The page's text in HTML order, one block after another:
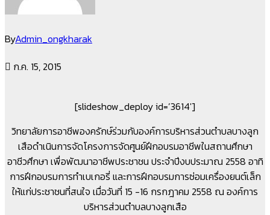
ByAdmin_ongkharak
ก.ค. 15, 2015
[slideshow_deploy id=’3614′]
วิทยาลัยการอาชีพองครักษ์ร่วมกับองค์การบริหารส่วนตำบลบางลูก
เสือดำเนินการจัดโครงการจัดศูนย์ฝึกอบรมอาชีพในสถานศึกษา
อาชีวศึกษา เพื่อพัฒนาอาชีพประชาชน ประจำปีงบประมาณ 2558 อาทิ
การฝึกอบรมการทำเบเกอรี่ และการฝึกอบรมการซ่อมเครื่องยนต์เล็ก
ให้แก่ประชาชนที่สนใจ เมื่อวันที่ 15 -16 กรกฎาคม 2558 ณ องค์การ
บริหารส่วนตำบลบางลูกเสือ